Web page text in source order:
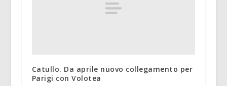
Catullo. Da aprile nuovo collegamento per
Parigi con Volotea